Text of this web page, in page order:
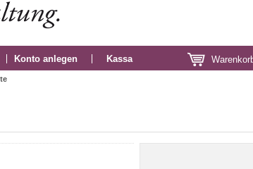
Konto anlegen Kassa